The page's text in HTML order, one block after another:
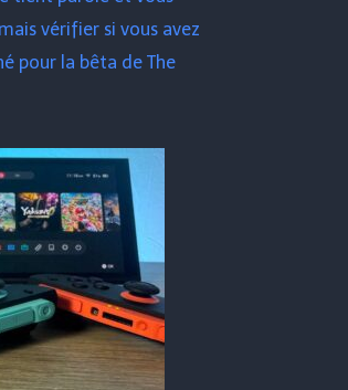
vérifier si vous avez
pour la bêta de The